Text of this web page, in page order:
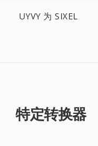
UYVY 为 SIXEL
特定转换器